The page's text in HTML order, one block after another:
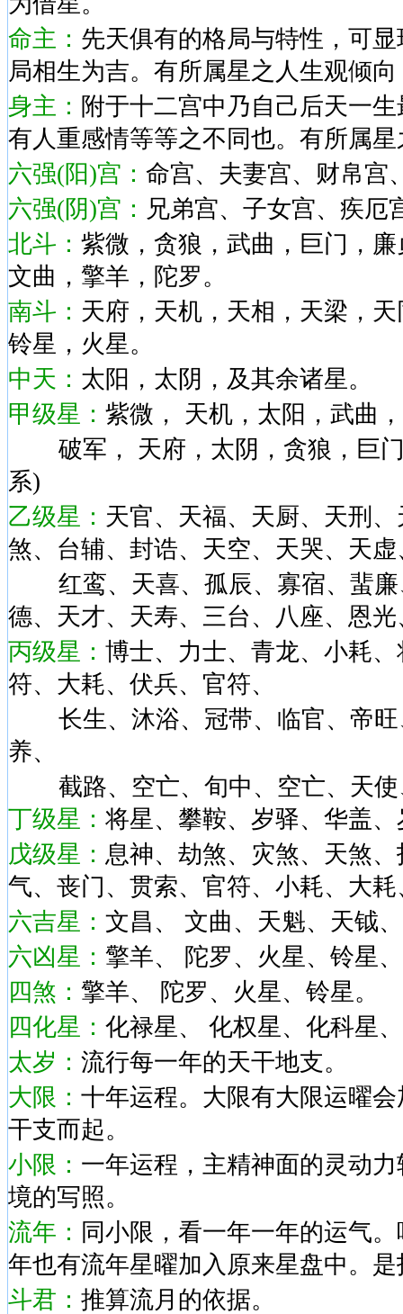
命主： 先天俱有的格局与特性，可
局相生为吉。有所属星之人生观倾
身主： 附于十二宫中乃自己后天一
有人重感情等等之不同也。有所属
六强(阳)宫： 命宫、 夫妻宫、 财帛宫
六强(阴)宫： 兄弟宫、 子女宫、 疾厄
北斗 ： 紫微，贪狼，武曲，巨门，
文曲，擎羊，陀罗。
南斗 ： 天府，天机，天相，天梁，
铃星，火星。
中天 ： 太阳，太阴，及其余诸星。
甲级星： 紫微， 天机，太阳，武曲
破军， 天府，太阴，贪狼，巨门
系)
乙级星： 天官、天福、天厨、天刑
煞、台辅、封诰、天空、天哭、天
红鸾、天喜、孤辰、寡宿、蜚廉
德、天才、天寿、三台、八座、恩
丙级星： 博士、力士、青龙、小耗
符、大耗、伏兵、官符、
长生、沐浴、冠带、临官、帝旺
养、
截路、空亡、旬中、空亡、天使
丁级星： 将星、攀鞍、岁驿、华盖
戊级星： 息神、劫煞、灾煞、天煞
气、丧门、贯索、官符、小耗、大
六吉星： 文昌 、 文曲、天魁、天钺
六凶星： 擎羊、 陀罗、火星、铃星
四煞： 擎羊、 陀罗、火星、铃星。
四化星： 化禄星 、 化权星 、 化科星 、
太岁： 流行每一年的天干地支。
大限： 十年运程。大限有大限运曜
干支而起。
小限： 一年运程，主精神面的灵动
境的写照。
流年： 同小限，看一年一年的运气
年也有流年星曜加入原来星盘中。
斗君： 推算流月的依据。